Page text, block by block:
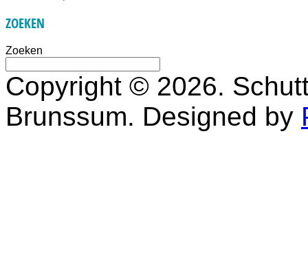
ZOEKEN
Zoeken
Copyright © 2026.
Brunssum. Designed by